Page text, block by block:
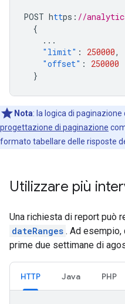
POST https : //
{
...
"limit" : 250000,
"offset" :
250000
}
Nota: la logica di paginazione
progettazione di paginazione
formato tabellare delle risposte
Utilizzare più
Una richiesta di report può
dateRanges . Ad
prime due settimane di
HTTP Java PHP